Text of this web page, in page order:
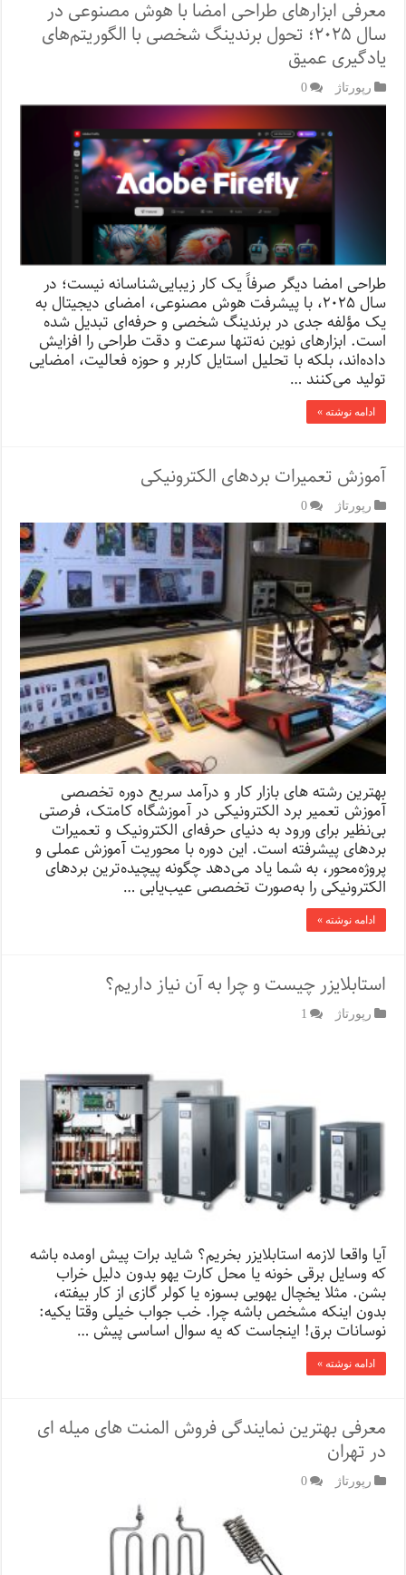
معرفی ابزارهای طراحی امضا با هوش مصنوعی در
سال ۲۰۲۵؛ تحول برندینگ شخصی با الگوریتم‌های
یادگیری عمیق
رپورتاژ‌ 0
طراحی امضا دیگر صرفاً یک کار زیبایی‌شناسانه نیست؛ در
سال ۲۰۲۵، با پیشرفت هوش مصنوعی، امضای دیجیتال به
یک مؤلفه جدی در برندینگ شخصی و حرفه‌ای تبدیل شده
است. ابزارهای نوین نه‌تنها سرعت و دقت طراحی را افزایش
داده‌اند، بلکه با تحلیل استایل کاربر و حوزه فعالیت، امضایی
تولید می‌کنند …
ادامه نوشته »
آموزش تعمیرات بردهای الکترونیکی
رپورتاژ‌ 0
بهترین رشته های بازار کار و درآمد سریع دوره تخصصی
آموزش تعمیر برد الکترونیکی در آموزشگاه کامتک، فرصتی
بی‌نظیر برای ورود به دنیای حرفه‌ای الکترونیک و تعمیرات
بردهای پیشرفته است. این دوره با محوریت آموزش عملی و
پروژه‌محور، به شما یاد می‌دهد چگونه پیچیده‌ترین بردهای
الکترونیکی را به‌صورت تخصصی عیب‌یابی …
ادامه نوشته »
استابلایزر چیست و چرا به آن نیاز داریم؟
رپورتاژ‌ 1
آیا واقعا لازمه استابلایزر بخریم؟ شاید برات پیش اومده باشه
که وسایل برقی خونه یا محل کارت یهو بدون دلیل خراب
بشن. مثلا یخچال یهویی بسوزه یا کولر گازی از کار بیفته،
بدون اینکه مشخص باشه چرا. خب جواب خیلی وقتا یکیه:
نوسانات برق! اینجاست که یه سوال اساسی پیش …
ادامه نوشته »
معرفی بهترین نمایندگی فروش المنت های میله ای
در تهران
رپورتاژ‌ 0